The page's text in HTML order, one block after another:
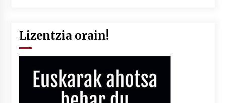
Lizentzia orain!